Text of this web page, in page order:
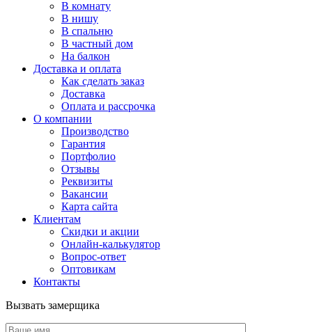
В комнату
В нишу
В спальню
В частный дом
На балкон
Доставка и оплата
Как сделать заказ
Доставка
Оплата и рассрочка
О компании
Производство
Гарантия
Портфолио
Отзывы
Реквизиты
Вакансии
Карта сайта
Клиентам
Скидки и акции
Онлайн-калькулятор
Вопрос-ответ
Оптовикам
Контакты
Вызвать замерщика